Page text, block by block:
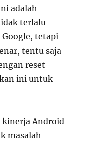
adalah
terlalu
tetapi
tentu saja
reset
ini untuk
kinerja Android
masalah